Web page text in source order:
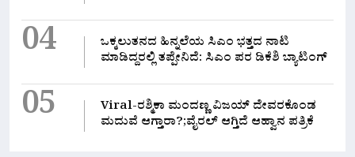
04
ಒಕ್ಕಲುತನದ ಹಿನ್ನಲೆಯ ಸಿಎಂ ಭತ್ತದ ನಾಟಿ
ಮಾಡಿದ್ದರಲ್ಲಿ‌ ತಪ್ಪೇನಿದೆ: ಸಿಎಂ ಪರ ಡಿಕೆಶಿ ಬ್ಯಾಟಿಂಗ್
05
Viral-ರಶ್ಮಿಕಾ ಮಂದಣ್ಣ ವಿಜಯ್ ದೇವರಕೊಂಡ
ಮದುವೆ ಆಗ್ತಾರಾ?;ವೈರಲ್ ಆಗ್ತಿದೆ ಆಹ್ವಾನ ಪತ್ರಿಕೆ